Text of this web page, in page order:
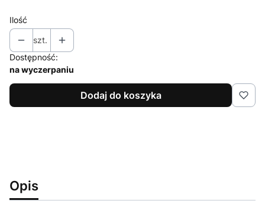
Ilość
szt.
Dostępność:
na wyczerpaniu
Dodaj do koszyka
Opis